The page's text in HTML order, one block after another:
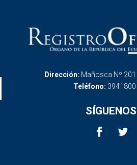
Dirección: Mañosca Nº
Teléfono: 3941800
SÍGUENOS